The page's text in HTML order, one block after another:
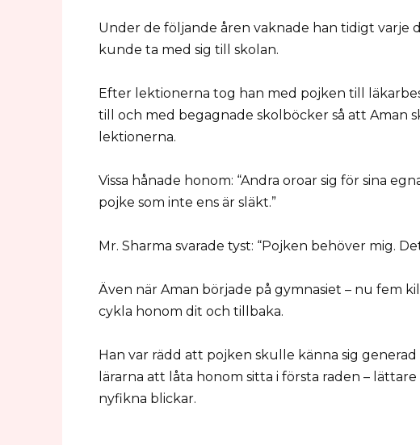
Under de följande åren vaknade han tidigt varje
kunde ta med sig till skolan.
Efter lektionerna tog han med pojken till
till och med begagnade skolböcker så att Aman
lektionerna.
Vissa hånade honom: “Andra oroar sig för sina
pojke som inte ens är släkt.”
Mr. Sharma svarade tyst: “Pojken behöver mig.
Även när Aman började på gymnasiet – nu fem
cykla honom dit och tillbaka.
Han var rädd att pojken skulle känna sig
lärarna att låta honom sitta i första raden –
nyfikna blickar.